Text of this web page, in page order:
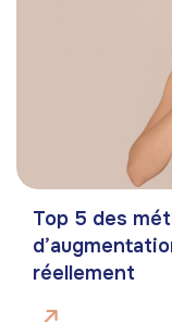
Top 5 des
réellement